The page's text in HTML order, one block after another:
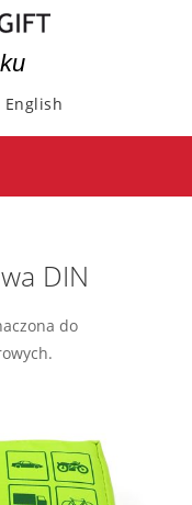
English
DIN
do